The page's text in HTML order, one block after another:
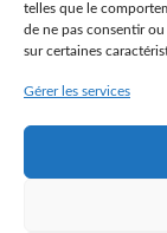
telles que le
de ne pas consentir
sur certaines
Gérer les services
Poissons
Plantes
Crevettes
Blog